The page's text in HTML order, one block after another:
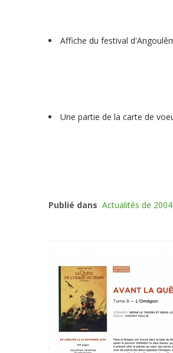
Affiche du festival
Une partie de la carte de
Publié dans Actualités de 2004